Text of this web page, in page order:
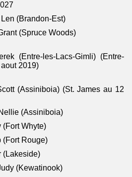
Len (Brandon-Est)
(Spruce Woods)
(Entre-les-Lacs-Gimli) (Entre-
2019)
(Assiniboia) (St. James au 12
(Assiniboia)
(Fort Whyte)
(Fort Rouge)
(Lakeside)
(Kewatinook)